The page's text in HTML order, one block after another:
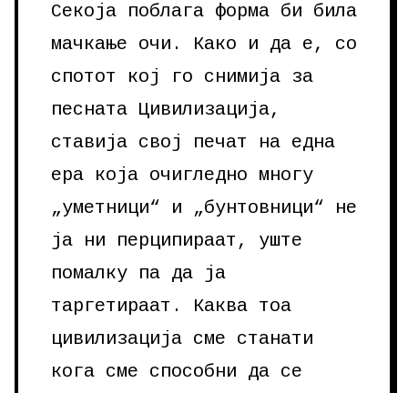
Секоја поблага форма би била
мачкање очи. Како и да е, со
спотот кој го снимија за
песната Цивилизација,
ставија свој печат на една
ера која очигледно многу
„уметници“ и „бунтовници“ не
ја ни перципираат, уште
помалку па да ја
таргетираат. Каква тоа
цивилизација сме станати
кога сме способни да се